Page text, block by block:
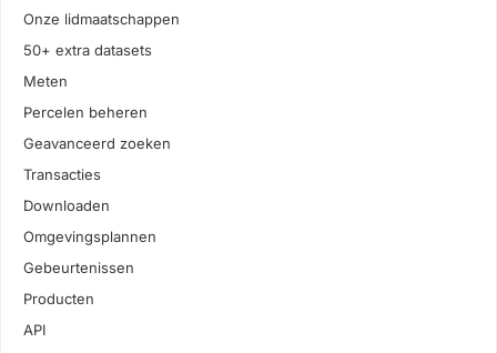
Onze lidmaatschappen
50+ extra datasets
Meten
Percelen beheren
Geavanceerd zoeken
Transacties
Downloaden
Omgevingsplannen
Gebeurtenissen
Producten
API